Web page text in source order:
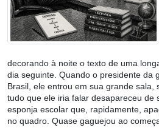
decorando à noite o texto de uma
dia seguinte. Quando o presidente da
Brasil, ele entrou em sua grande sala,
tudo que ele iria falar desapareceu de
esponja escolar que, rapidamente,
no quadro. Quase gaguejou ao